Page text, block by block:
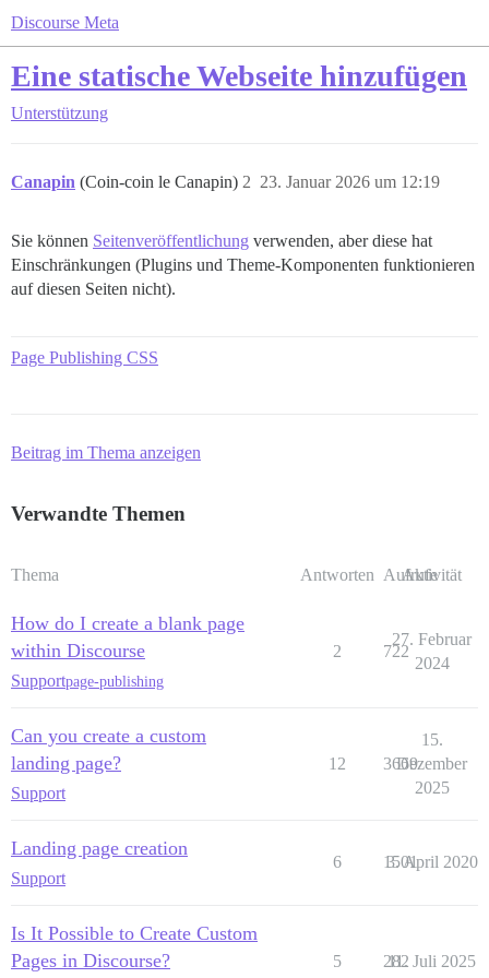
Discourse Meta
Eine statische Webseite hinzufügen
Unterstützung
Canapin (Coin-coin le Canapin) 23. Januar 2026 um 12:19
2
Sie können Seitenveröffentlichung verwenden, aber diese hat
Einschränkungen (Plugins und Theme-Komponenten funktionieren
auf diesen Seiten nicht).
Page Publishing CSS
Beitrag im Thema anzeigen
Verwandte Themen
Thema Antworten Aufrufe
Aktivität
How do I create a blank page
within Discourse
Supportpage-publishing
2 722
27. Februar
2024
Can you create a custom
landing page?
Support
12 3669
15.
Dezember
2025
Landing page creation
Support
6 1501
3. April 2020
Is It Possible to Create Custom
Pages in Discourse?
5 282
11. Juli 2025